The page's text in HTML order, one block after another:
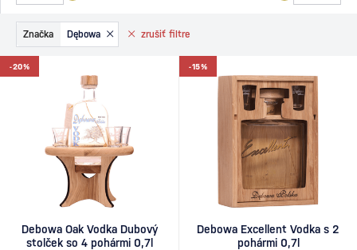
zrušiť filtre
Značka Dębowa
-20%
Debowa Oak Vodka Dubový
stolček so 4 pohármi 0,7l
-15%
Debowa Excellent Vodka s 2
pohármi 0,7l